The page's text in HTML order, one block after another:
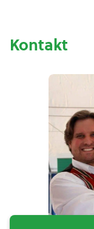
Kontakt